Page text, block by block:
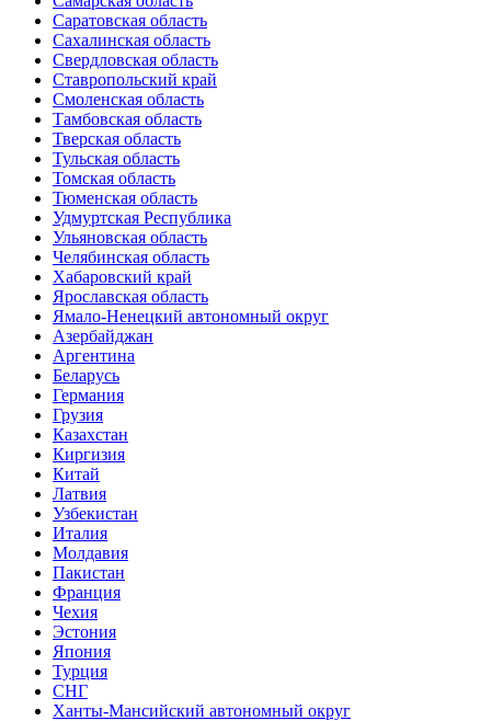
Саратовская область
Сахалинская область
Свердловская область
Ставропольский край
Смоленская область
Тамбовская область
Тверская область
Тульская область
Томская область
Тюменская область
Удмуртская Республика
Ульяновская область
Челябинская область
Хабаровский край
Ярославская область
Ямало-Ненецкий автономный округ
Азербайджан
Аргентина
Беларусь
Германия
Грузия
Казахстан
Киргизия
Китай
Латвия
Узбекистан
Италия
Молдавия
Пакистан
Франция
Чехия
Эстония
Япония
Турция
СНГ
Ханты-Мансийский автономный округ